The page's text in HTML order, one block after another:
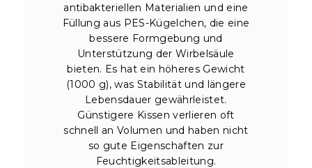
antibakteriellen Materialien und eine
Füllung aus PES-Kügelchen, die eine
bessere Formgebung und
Unterstützung der Wirbelsäule
bieten. Es hat ein höheres Gewicht
(1000 g), was Stabilität und längere
Lebensdauer gewährleistet.
Günstigere Kissen verlieren oft
schnell an Volumen und haben nicht
so gute Eigenschaften zur
Feuchtigkeitsableitung.